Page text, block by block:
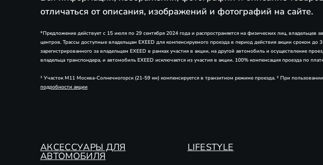
отличаться от описания, изображений и фотографий на сайте.
*Предложение действует с 15 июля по 29 сентября 2024 года и распространяется на физических лиц,
центров. Трассы доступные владельцам EXEED для компенсируемого проезда в период действия акции сроком
зарегистрированного за владельцем EXEED в рамках участия в акции, на другой автомобиль и осуществление
владельца транспондера, и автомобиль EXEED исключается из участия в акции. 100% компенсация проезда по
¹ Участок М11 Москва-Солнечногорск (21-59 км) компенсируется в транзитном режиме проезда. ² При
подробности акции
АКСЕССУАРЫ ДЛЯ
АВТОМОБИЛЯ
LIFESTYLE